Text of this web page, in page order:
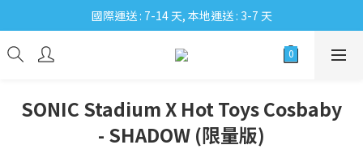
國際運送 : 7-14 天, 本地運送 : 3-7 天
SONIC Stadium X Hot Toys Cosbaby
- SHADOW (限量版)